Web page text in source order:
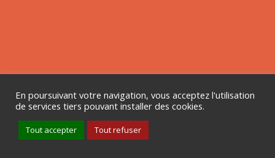
En poursuivant votre navigation, vous acceptez l'utilisation
de services tiers pouvant installer des cookies.
Tout accepter Tout refuser